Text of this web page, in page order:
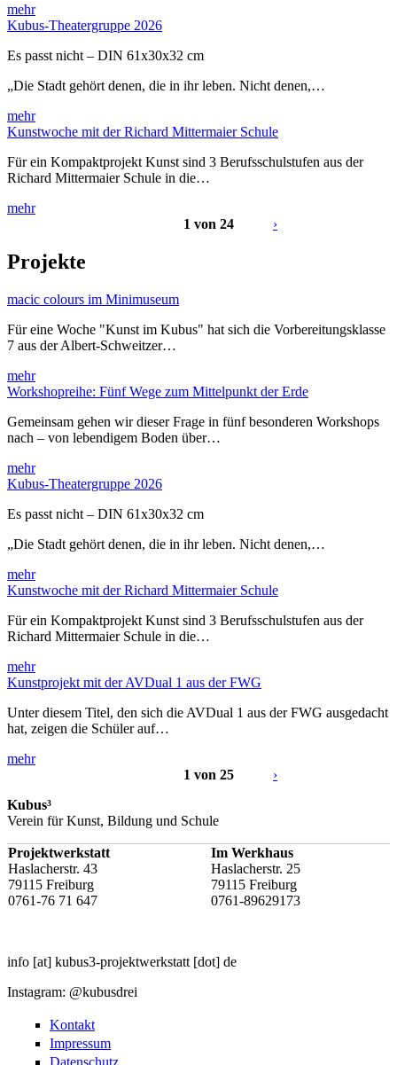
mehr
Kubus-Theatergruppe 2026
Es passt nicht – DIN 61x30x32 cm
„Die Stadt gehört denen, die in ihr leben. Nicht denen,…
mehr
Kunstwoche mit der Richard Mittermaier Schule
Für ein Kompaktprojekt Kunst sind 3 Berufsschulstufen aus der
Richard Mittermaier Schule in die…
mehr
1 von 24
›
Projekte
macic colours im Minimuseum
Für eine Woche "Kunst im Kubus" hat sich die Vorbereitungsklasse
7 aus der Albert-Schweitzer…
mehr
Workshopreihe: Fünf Wege zum Mittelpunkt der Erde
Gemeinsam gehen wir dieser Frage in fünf besonderen Workshops
nach – von lebendigem Boden über…
mehr
Kubus-Theatergruppe 2026
Es passt nicht – DIN 61x30x32 cm
„Die Stadt gehört denen, die in ihr leben. Nicht denen,…
mehr
Kunstwoche mit der Richard Mittermaier Schule
Für ein Kompaktprojekt Kunst sind 3 Berufsschulstufen aus der
Richard Mittermaier Schule in die…
mehr
Kunstprojekt mit der AVDual 1 aus der FWG
Unter diesem Titel, den sich die AVDual 1 aus der FWG ausgedacht
hat, zeigen die Schüler auf…
mehr
1 von 25
›
Kubus³
Verein für Kunst, Bildung und Schule
Projektwerkstatt
Haslacherstr. 43
79115 Freiburg
0761-76 71 647
Im Werkhaus
Haslacherstr. 25
79115 Freiburg
0761-89629173
info [at] kubus3-projektwerkstatt [dot] de
Instagram: @kubusdrei
Kontakt
Impressum